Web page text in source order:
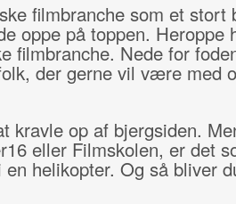
filmbranche som et stort
oppe på toppen. Heroppe
filmbranche. Nede for
der gerne vil være med
kravle op af bjergsiden.
eller Filmskolen, er det
helikopter. Og så bliver